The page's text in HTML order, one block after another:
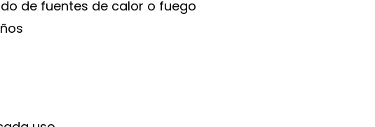
de fuentes de calor o fuego